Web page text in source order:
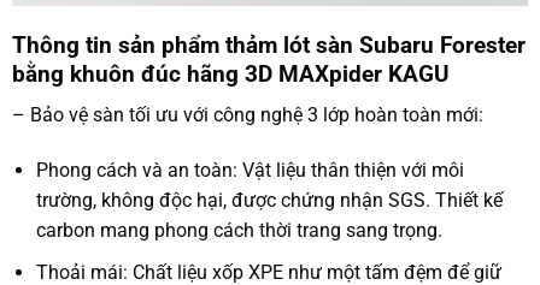
Thông tin sản phẩm thảm lót sàn Subaru Forester
bằng khuôn đúc hãng 3D MAXpider KAGU
– Bảo vệ sàn tối ưu với công nghệ 3 lớp hoàn toàn mới:
Phong cách và an toàn: Vật liệu thân thiện với môi
trường, không độc hại, được chứng nhận SGS. Thiết kế
carbon mang phong cách thời trang sang trọng.
Thoải mái: Chất liệu xốp XPE như một tấm đệm để giữ